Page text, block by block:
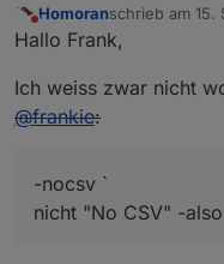
Nicht stören
Homoranschrieb am 15.
zuletzt editiert
Hallo Frank,
Ich weiss zwar nicht
@frankie:
-nocsv `
nicht "No CSV" -